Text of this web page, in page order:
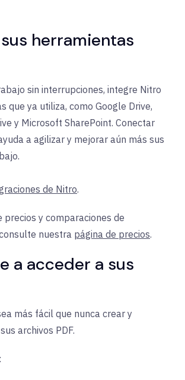
herramientas
sin interrupciones, integre Nitro
que ya utiliza, como Google Drive,
y Microsoft SharePoint. Conectar
a agilizar y mejorar aún más sus
de Nitro.
precios y comparaciones de
nuestra página de precios.
a acceder a sus
más fácil que nunca crear y
archivos PDF.